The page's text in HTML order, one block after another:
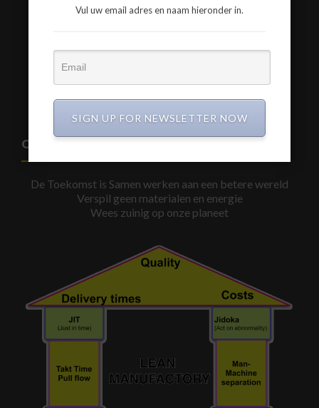
www.a3-advies.com
www.a3-advies.eu
CIRCULAIR BOUWEN
De Toekomst is Samen werken aan een betere wereld
Verspil geen materialen en energie
Wees zuinig op onze planeet
Vul uw email adres en naam hieronder in.
SIGN UP FOR NEWSLETTER NOW